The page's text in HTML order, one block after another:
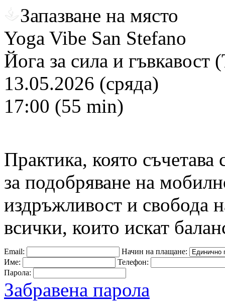
Запазване на място
Yoga Vibe San Stefano
Йога за сила и гъвкавост
13.05.2026 (сряда)
17:00 (55 min)
Практика, която
за подобряване на
издръжливост и свобода
всички, които искат
Email:
Начин на плащане:
Име:
Телефон:
Парола:
Забравена парола